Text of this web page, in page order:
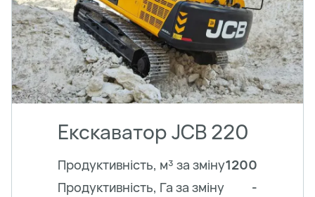
Екскаватор JCB 220
Продуктивність, м³ за зміну1200
Продуктивність, Га за зміну
-